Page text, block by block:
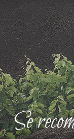
Se